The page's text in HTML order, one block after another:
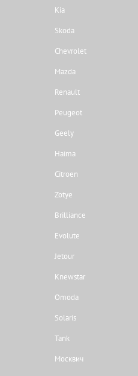
Kia
Skoda
Chevrolet
Mazda
Renault
Peugeot
Geely
Haima
Citroen
Zotye
Brilliance
Evolute
Jetour
Knewstar
Omoda
Solaris
Tank
Москвич